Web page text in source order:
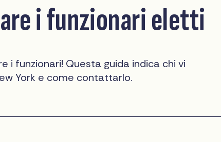
i funzionari eletti
i funzionari! Questa guida indica chi vi
York e come contattarlo.